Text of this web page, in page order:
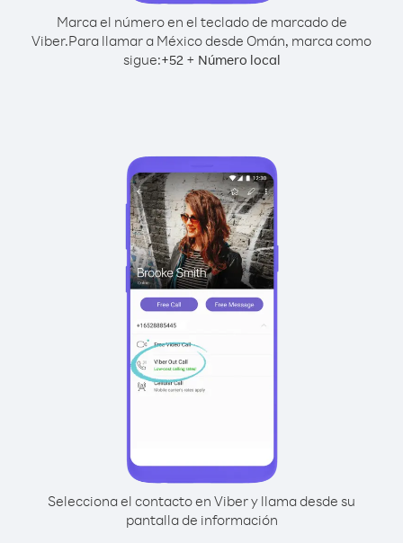
Marca el número en el teclado de marcado de
Viber.Para llamar a México desde Omán, marca como
sigue:+52+ Número local
Selecciona el contacto en Viber y llama desde su
pantalla de información